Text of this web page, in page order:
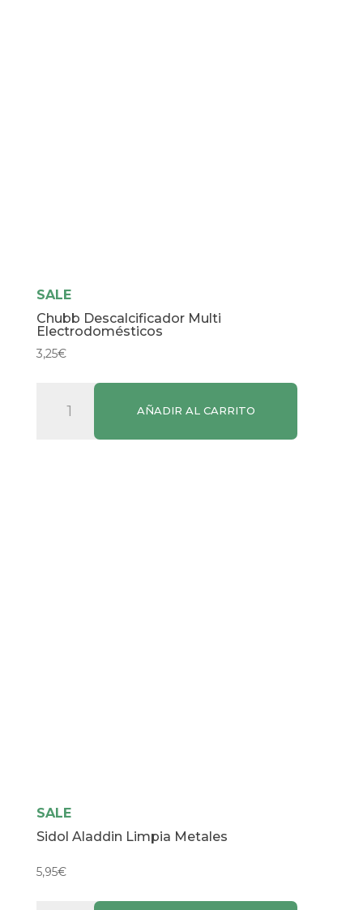
SALE
Chubb Descalcificador Multi
Electrodomésticos
3,25€
Descalcificador
AÑADIR AL CARRITO
SALE
Sidol Aladdin Limpia Metales
5,95€